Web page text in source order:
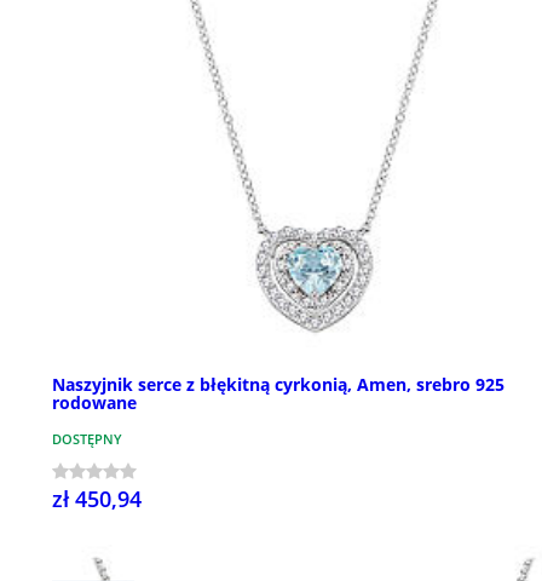
Naszyjnik serce z błękitną cyrkonią, Amen, srebro 925
rodowane
DOSTĘPNY
zł 450,94